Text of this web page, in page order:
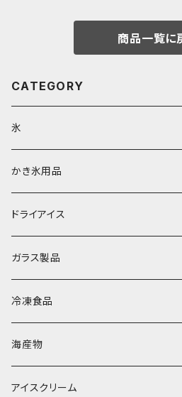
商品一覧に
CATEGORY
氷
富士天然水の氷
丸氷
直径70mm
直径65mm
角氷
砕氷
氷河の氷
氷アイテム
かき氷用品
かき氷シロップ
無果汁1.8Lパック
無果汁1Lパック
かき氷機・かき氷器
かき氷カップ
発泡スチロール無地-使い捨て
発泡スチロールプリント柄
かき氷スプーン・スプーンストロー
プラスチック・スプーン
コンデンスミルク・練乳・あんこ
ドライアイス
ドライアイス3ｋｇ
ドライアイス4ｋｇ
ドライアイス5ｋｇ
ドライアイス8ｋｇ
ガラス製品
オンザロック・グラス
ビール・グラス
タンブラー
冷凍食品
肉まん・あんまん
パスタ・スパゲッティ
海産物
アイスクリーム